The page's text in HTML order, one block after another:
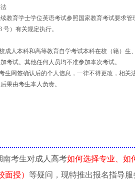
教育学士学位英语考试参照国家教育考试要求
号）有关规定执行。
成人本科和高等教育自学考试本科在校（籍）
考试。其他任何人员均不准参加本次考试。
生网签确认后的个人信息，一律不得更改，相
果由考生本人负责。
南考生对成人高考如何选择专业、如
面授） 等疑问，现特推出报名指导服